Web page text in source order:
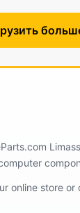
online store or